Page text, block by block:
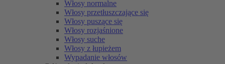
Włosy normalne
Włosy przetłuszczające się
Włosy puszące się
Włosy rozjaśnione
Włosy suche
Włosy z łupieżem
Wypadanie włosów